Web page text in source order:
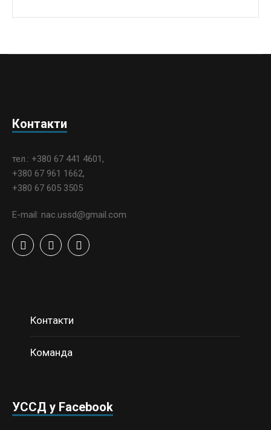
Контакти
тел.: +380 67 441 4601,
+380 67 961 1662,
+380 67 605 3505
E-mail: nac.ussd@gmail.com
Контакти
Команда
УССД у Facebook